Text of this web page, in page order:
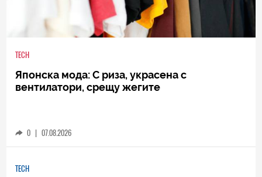
TECH
Японска мода: С риза, украсена с
вентилатори, срещу жегите
0 | 07.08.2026
TECH